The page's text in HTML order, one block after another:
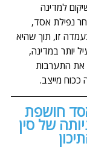
למדינה
נפילת אסד,
זו, תוך שהיא
יותר במדינה,
את התערבות
מייצב.
חושפת
של סין